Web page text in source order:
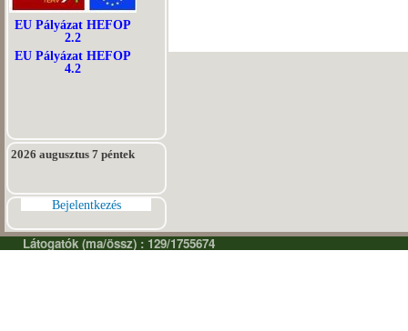
EU Pályázat HEFOP
2.2
EU Pályázat HEFOP
4.2
2026 augusztus 7 péntek
Bejelentkezés
Látogatók (ma/össz) : 129/1755674